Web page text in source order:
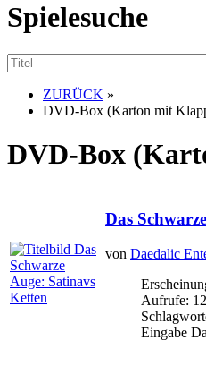
Spielesuche
ZURÜCK »
DVD-Box (Karton mit
DVD-Box
Das
von Daedalic
Aufrufe:
Eingabe